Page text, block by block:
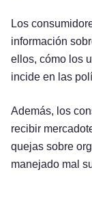
Los
información
ellos, cómo los
incide en las
Además, los
recibir
quejas sobre
manejado mal